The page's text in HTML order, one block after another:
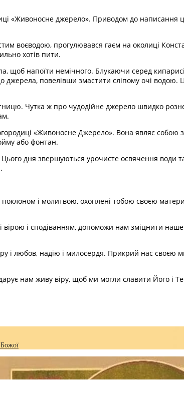
«Живоносне джерело». Приводом до написання
воєводою, прогулювався гаєм на околиці
хотів пити.
щоб напоїти немічного. Блукаючи серед
джерела, повелівши змастити сліпому очі
Чутка ж про чудодійне джерело швидко
«Живоносне Джерело». Вона являє собою
або фонтан.
дня звершуються урочисте освячення води
і молитвою, охоплені тобою своєю
вірою і сподіванням, допоможи нам зміцнити
і любов, надію і милосердя. Прикрий нас своєю
нам живу віру, щоб ми могли славити Його і